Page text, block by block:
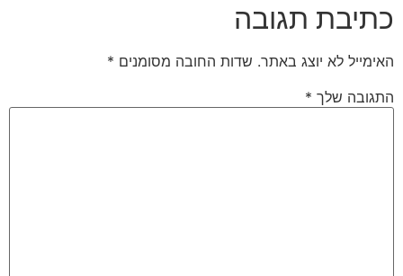
כתיבת תגובה
האימייל לא יוצג באתר. שדות החובה מסומנים *
התגובה שלך *